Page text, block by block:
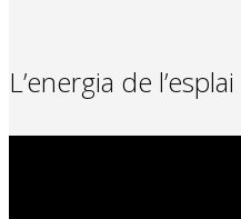
L’energia de l’esplai